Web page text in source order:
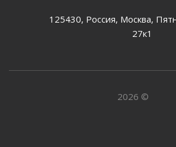
125430, Россия, Москва,
27к1
2026 ©